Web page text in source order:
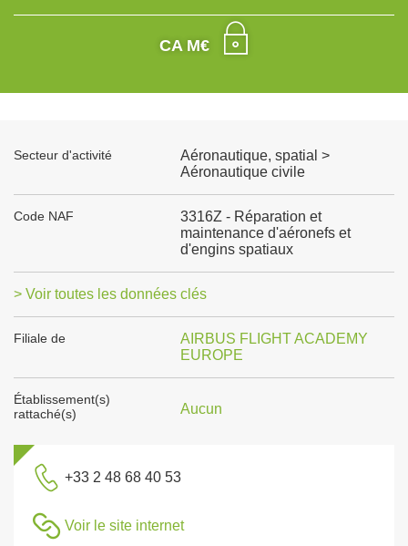
CA M€
Secteur d'activité
Aéronautique, spatial >
Aéronautique civile
Code NAF
3316Z - Réparation et
maintenance d'aéronefs et
d'engins spatiaux
> Voir toutes les données clés
Filiale de
AIRBUS FLIGHT ACADEMY
EUROPE
Établissement(s)
rattaché(s)
Aucun
+33 2 48 68 40 53
Voir le site internet